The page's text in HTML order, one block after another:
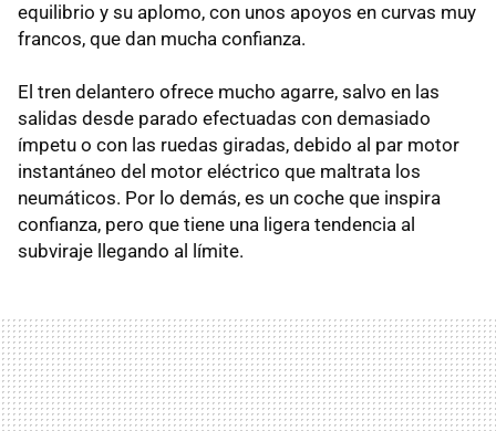
equilibrio y su aplomo, con unos apoyos en curvas muy
francos, que dan mucha confianza.
El tren delantero ofrece mucho agarre, salvo en las
salidas desde parado efectuadas con demasiado
ímpetu o con las ruedas giradas, debido al par motor
instantáneo del motor eléctrico que maltrata los
neumáticos. Por lo demás, es un coche que inspira
confianza, pero que tiene una ligera tendencia al
subviraje llegando al límite.